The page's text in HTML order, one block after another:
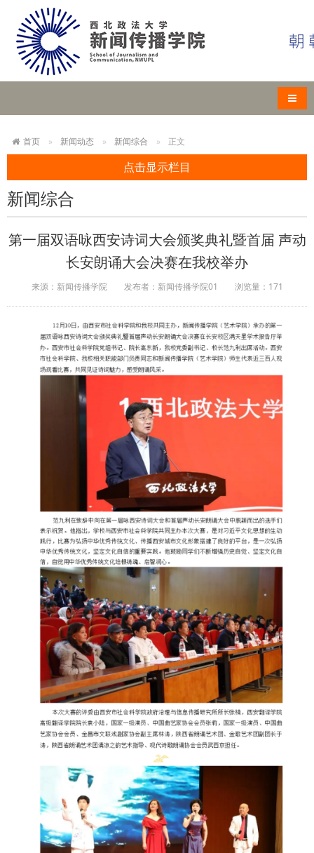
导航
首页 新闻动态 新闻综合 正文
点击显示栏目
新闻综合
第一届双语咏西安诗词大会颁奖典礼暨首届 声动
长安朗诵大会决赛在我校举办
来源：新闻传播学院 发布者：新闻传播学院01 浏览量： 171